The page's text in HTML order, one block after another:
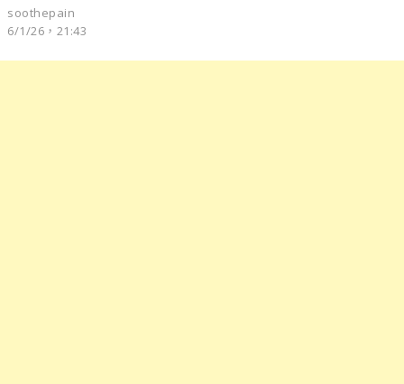
soothepain
6/1/26，21:43